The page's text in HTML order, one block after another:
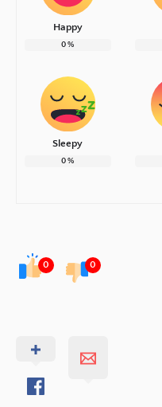
Happy
0%
Sleepy
0%
0 0